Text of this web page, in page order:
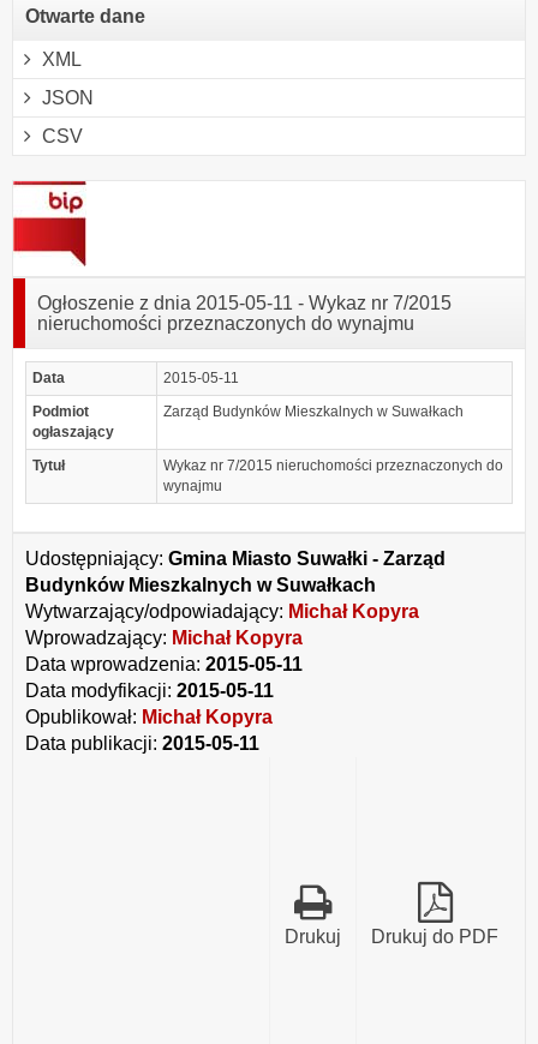
Otwarte dane
XML
JSON
CSV
Ogłoszenie z dnia 2015-05-11 - Wykaz nr 7/2015
nieruchomości przeznaczonych do wynajmu
Data
2015-05-11
Podmiot
ogłaszający
Zarząd Budynków Mieszkalnych w Suwałkach
Tytuł
Wykaz nr 7/2015 nieruchomości przeznaczonych do
wynajmu
Udostępniający: Gmina Miasto Suwałki - Zarząd
Budynków Mieszkalnych w Suwałkach
Wytwarzający/odpowiadający: Michał Kopyra
Wprowadzający: Michał Kopyra
Data wprowadzenia: 2015-05-11
Data modyfikacji: 2015-05-11
Opublikował: Michał Kopyra
Data publikacji: 2015-05-11
Drukuj do PDF
Drukuj